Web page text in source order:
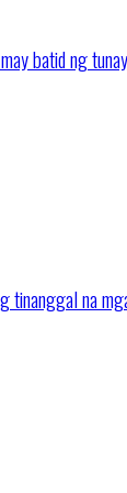
batid ng
tinanggal na